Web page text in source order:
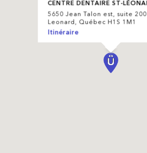
CENTRE DENTAIRE ST-
5650 Jean Talon est, suite 200
Leonard, Québec H1S 1M1
Itinéraire